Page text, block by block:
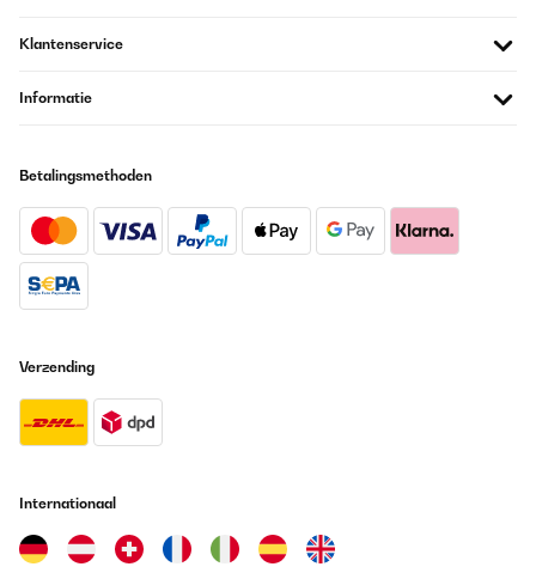
Klantenservice
Informatie
Betalingsmethoden
Verzending
Internationaal